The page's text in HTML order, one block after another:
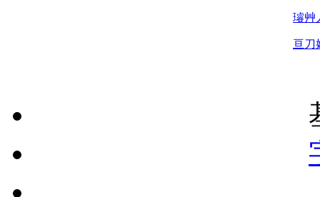
璿艸
亘刀